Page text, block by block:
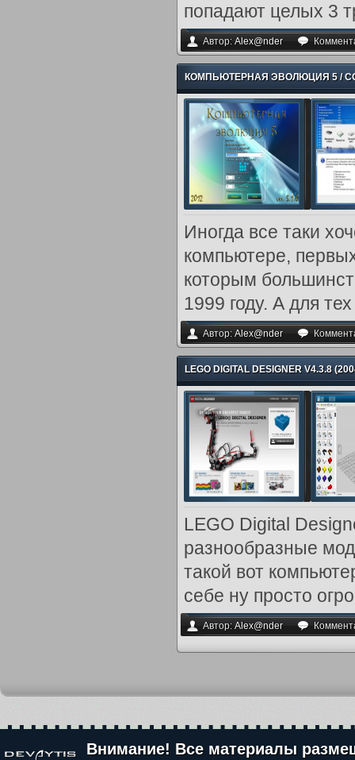
попадают целых 3
Автор: Alex@nder
КОМПЬЮТЕРНАЯ ЭВОЛЮЦИЯ 5 /
Иногда все таки
компьютере,
которым
1999 году. А для
Автор: Alex@nder
LEGO DIGITAL DESIGNER V4.3.8
LEGO Digital
разнообразные
такой вот
себе ну просто
Автор: Alex@nder
Внимание! Все материалы